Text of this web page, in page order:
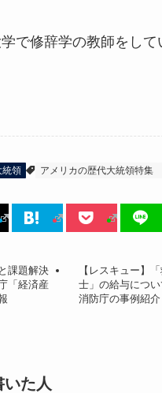
で修辞学の教師をして
統領 アメリカの歴代大統領特集
課題解決
「経済産
【レスキュー】
士」の給与につ
消防庁の事例紹介
た人